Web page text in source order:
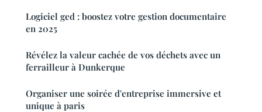
Logiciel ged : boostez votre gestion documentaire
en 2025
Révélez la valeur cachée de vos déchets avec un
ferrailleur à Dunkerque
Organiser une soirée d'entreprise immersive et
unique à paris